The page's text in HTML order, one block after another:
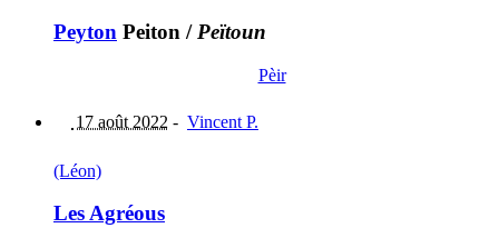
Peyton Peiton / Peïtoun
Pèir
17 août 2022 - Vincent P.
(Léon)
Les Agréous